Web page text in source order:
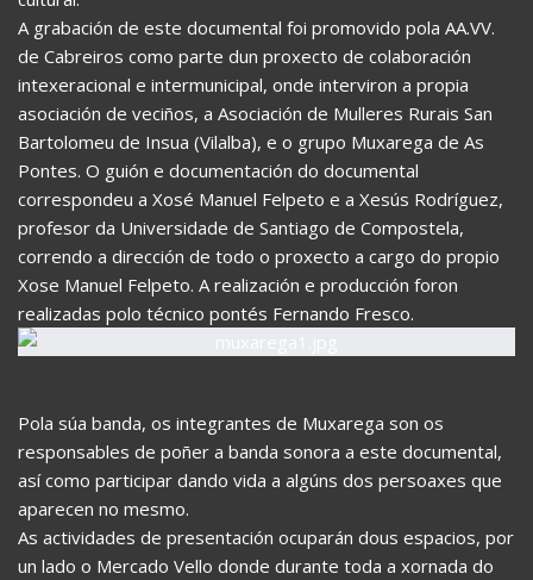
A grabación de este documental foi promovido pola AA.VV.
de Cabreiros como parte dun proxecto de colaboración
intexeracional e intermunicipal, onde interviron a propia
asociación de veciños, a Asociación de Mulleres Rurais San
Bartolomeu de Insua (Vilalba), e o grupo Muxarega de As
Pontes. O guión e documentación do documental
correspondeu a Xosé Manuel Felpeto e a Xesús Rodríguez,
profesor da Universidade de Santiago de Compostela,
correndo a dirección de todo o proxecto a cargo do propio
Xose Manuel Felpeto. A realización e producción foron
realizadas polo técnico pontés Fernando Fresco.
Pola súa banda, os integrantes de Muxarega son os
responsables de poñer a banda sonora a este documental,
así como participar dando vida a algúns dos persoaxes que
aparecen no mesmo.
As actividades de presentación ocuparán dous espacios, por
un lado o Mercado Vello donde durante toda a xornada do